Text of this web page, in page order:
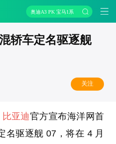
奥迪A3 PK 宝马1系
轿车定名驱逐舰
关注
比亚迪官方宣布海洋网首
名驱逐舰 07，将在 4 月